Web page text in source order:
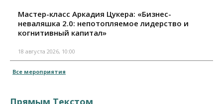
Мастер-класс Аркадия Цукера: «Бизнес-
неваляшка 2.0: непотопляемое лидерство и
когнитивный капитал»
18 августа 2026, 10:00
Все мероприятия
Прямым Текстом